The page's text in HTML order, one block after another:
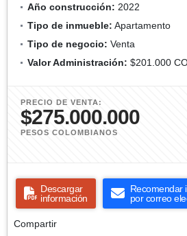
Año construcción: 2022
Tipo de inmueble: Apartamento
Tipo de negocio: Venta
Valor Administración: $201.000
PRECIO DE VENTA:
$275.000.000
PESOS COLOMBIANOS
Descargar
información
Recomendar
por correo
Compartir